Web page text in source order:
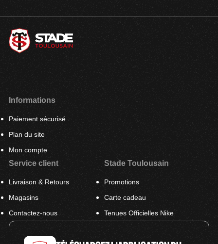
Informations
Paiement sécurisé
Plan du site
Mon compte
Service client
Livraison & Retours
Magasins
Contactez-nous
Stade Toulousain
Promotions
Carte cadeau
Tenues Officielles Nike